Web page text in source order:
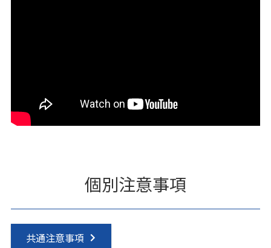
個別注意事項
共通注意事項